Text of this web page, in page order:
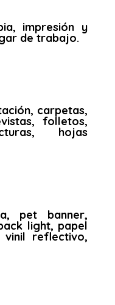
impresión y
de trabajo.
carpetas,
folletos,
hojas
pet banner,
light, papel
reflectivo,